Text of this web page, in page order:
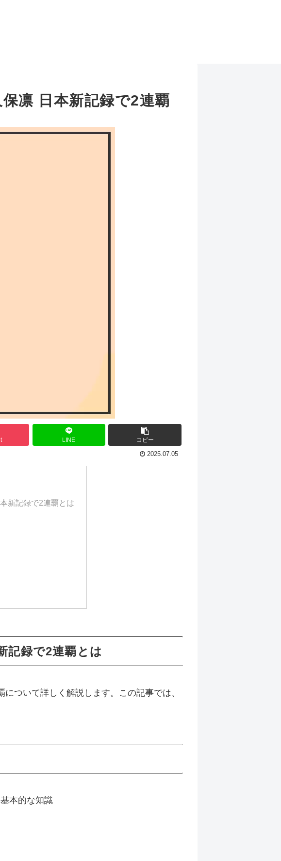
凛 日本新記録で2連覇
LINE コピー
2025.07.05
新記録で2連覇とは
記録で2連覇とは
ついて詳しく解説します。この記事では、
本的な知識